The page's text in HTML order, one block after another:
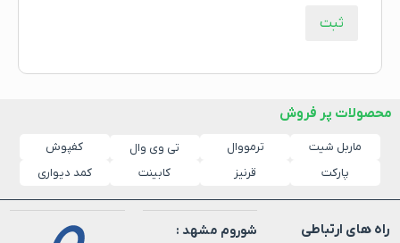
محصولات پر فروش
ماربل شیت ترمووال تی وی وال
کفپوش
پارکت
قرنیز کابینت کمد دیواری
راه های ارتباطی
شوروم مشهد :